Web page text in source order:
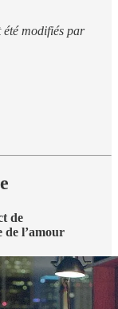
modifiés par
de
de l’amour